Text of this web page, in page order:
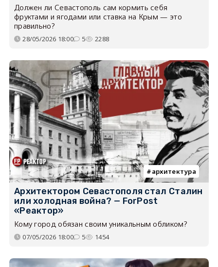
Должен ли Севастополь сам кормить себя
фруктами и ягодами или ставка на Крым — это
правильно?
28/05/2026 18:00 5 2288
архитектура
Архитектором Севастополя стал Сталин
или холодная война? — ForPost
«Реактор»
Кому город обязан своим уникальным обликом?
07/05/2026 18:00 5 1454